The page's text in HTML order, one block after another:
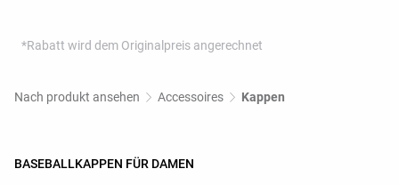
*Rabatt wird dem Originalpreis angerechnet
Nach produkt ansehen Accessoires Kappen
BASEBALLKAPPEN FÜR DAMEN